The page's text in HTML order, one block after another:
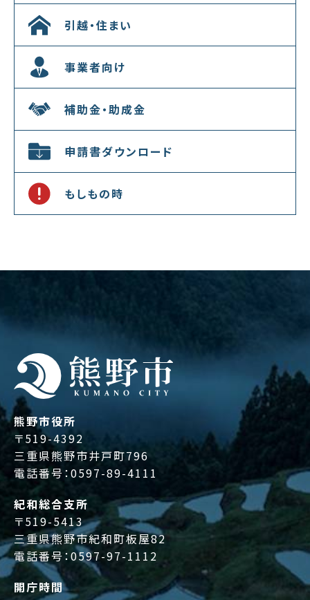
引越・住まい
事業者向け
補助金・助成金
申請書ダウンロード
もしもの時
熊野市役所
〒519-4392
三重県熊野市井戸町796
電話番号：0597-89-4111
紀和総合支所
〒519-5413
三重県熊野市紀和町板屋82
電話番号：0597-97-1112
開庁時間